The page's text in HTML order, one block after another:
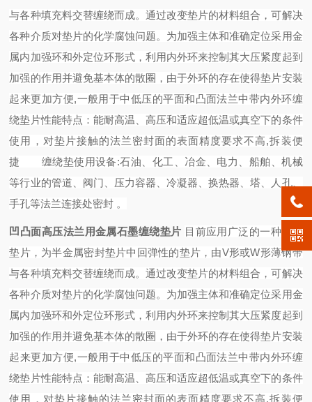
与各种填充料交替缠绕而成。通过改变垫片的材料组合，可解决
各种介质对垫片的化学腐蚀问题。为加强主体和准确定位采用金
属内加强环和外定位环形式，利用内外环来控制其大压紧度起到
加强的作用并避免基本体的散圈，由于外环的存在使得垫片安装
起来更加方便,一般用于中低压的平面和凸面法兰中带内外环缠
绕垫片性能特点：能耐高温、高压和适应超低温或真空下的条件
使用，对垫片接触的法兰密封面的表面精度要求不高,拆装便
捷
缠绕垫使用设备:石油、化工、冶金、电力、船舶、机械
等行业的管道、阀门、压力容器、冷凝器、换热器、塔、人孔、
手孔等法兰连接处密封 。
凹凸面高压法兰用金属石墨缠绕垫片 目前应用广泛的一种密封
垫片，为半金属密封垫片中回弹性的垫片，由V形或W形薄钢带
与各种填充料交替缠绕而成。通过改变垫片的材料组合，可解决
各种介质对垫片的化学腐蚀问题。为加强主体和准确定位采用金
属内加强环和外定位环形式，利用内外环来控制其大压紧度起到
加强的作用并避免基本体的散圈，由于外环的存在使得垫片安装
起来更加方便,一般用于中低压的平面和凸面法兰中带内外环缠
绕垫片性能特点：能耐高温、高压和适应超低温或真空下的条件
使用，对垫片接触的法兰密封面的表面精度要求不高,拆装便